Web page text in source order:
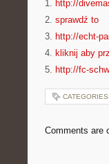
1. http://
2. sprawdź to
3. http://echt-
4. kliknij aby
5. http://fc-
CATEGORIES:
Comments are